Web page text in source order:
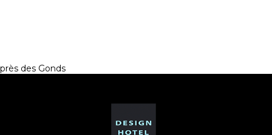
près des Gonds